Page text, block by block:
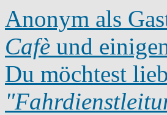
Anonym als
Cafè und
Du möchtest